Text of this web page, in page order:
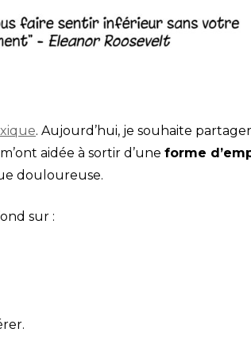
. Aujourd’hui, je souhaite partager
aidée à sortir d’une forme
douloureuse.
sur :